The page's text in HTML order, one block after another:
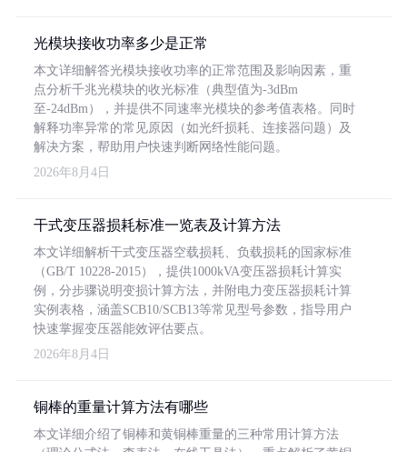
光模块接收功率多少是正常
本文详细解答光模块接收功率的正常范围及影响因素，重
点分析千兆光模块的收光标准（典型值为-3dBm
至-24dBm），并提供不同速率光模块的参考值表格。同时
解释功率异常的常见原因（如光纤损耗、连接器问题）及
解决方案，帮助用户快速判断网络性能问题。
2026年8月4日
干式变压器损耗标准一览表及计算方法
本文详细解析干式变压器空载损耗、负载损耗的国家标准
（GB/T 10228-2015），提供1000kVA变压器损耗计算实
例，分步骤说明变损计算方法，并附电力变压器损耗计算
实例表格，涵盖SCB10/SCB13等常见型号参数，指导用户
快速掌握变压器能效评估要点。
2026年8月4日
铜棒的重量计算方法有哪些
本文详细介绍了铜棒和黄铜棒重量的三种常用计算方法